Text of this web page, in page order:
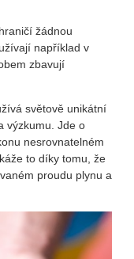
žádnou
například v
zbavují
světově unikátní
výzkumu. Jde o
nesrovnatelném
to díky tomu, že
proudu plynu a